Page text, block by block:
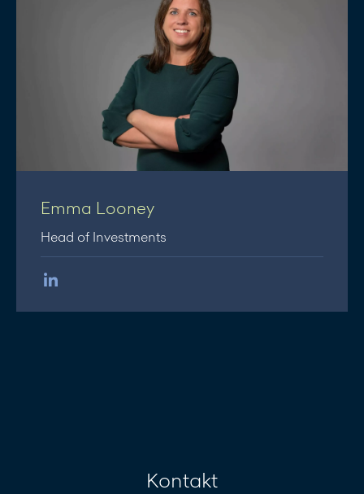
Emma Looney
Head of Investments
Kontakt